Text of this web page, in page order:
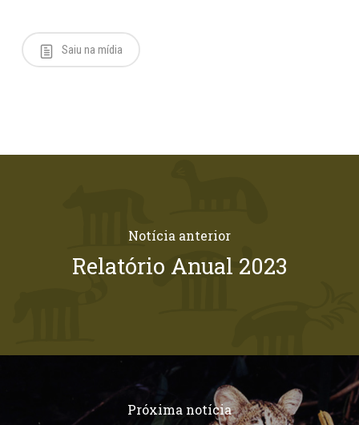
Saiu na mídia
Notícia anterior
Relatório Anual 2023
Próxima notícia